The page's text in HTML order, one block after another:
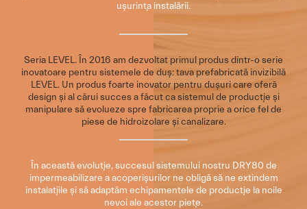
ușurința instalării.
Seria LEVEL. În 2016 am dezvoltat primul produs dintr-o serie
inovatoare pentru sistemele de duș: tava prefabricată invizibilă
LEVEL. Un produs foarte inovator pentru dușuri care oferă
design și al cărui succes a făcut ca sistemul de producție și
manipulare să evolueze spre fabricarea proprie a orice fel de
piese de hidroizolare și canalizare.
În această evoluție, succesul sistemului nostru DRY80 de
impermeabilizare a acoperișurilor ne obligă să ne extindem
instalațiile și să adaptăm echipamentele de producție la noile
nevoi ale acestor piețe.